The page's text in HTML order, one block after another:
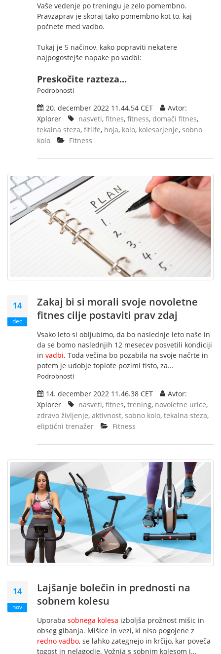
Vaše vedenje po treningu je zelo pomembno.
Pravzaprav je skoraj tako pomembno kot to, kaj
počnete med vadbo.
Tukaj je 5 načinov, kako popraviti nekatere
najpogostejše napake po vadbi:
Preskočite razteza...
Podrobnosti
20. december 2022 11.44.54 CET
Avtor:
Xplorer
nasveti, fitnes, fitness, domači fitnes,
tekalna steza, fitlife, hoja, kolo, kolesarjenje, sobno
kolo
Fitness
14
dec
Zakaj bi si morali svoje novoletne
fitnes cilje postaviti prav zdaj
Vsako leto si obljubimo, da bo naslednje leto naše in
da se bomo naslednjih 12 mesecev posvetili kondiciji
in vadbi. Toda večina bo pozabila na svoje načrte in
potem je udobje toplote pozimi tisto, za...
Podrobnosti
14. december 2022 11.46.38 CET
Avtor:
Xplorer
nasveti, fitnes, trening, novoletne urice,
zdravo življenje, aktivnost, sobno kolo, tekalna steza,
eliptični trenažer
Fitness
14
nov
Lajšanje bolečin in prednosti na
sobnem kolesu
Uporaba sobnega kolesa izboljša prožnost mišic in
obseg gibanja. Mišice in vezi, ki niso pogojene z
redno vadbo, se lahko zategnejo in krčijo, kar poveča
togost in nelagodje. Vožnja s sobnim kolesom i...